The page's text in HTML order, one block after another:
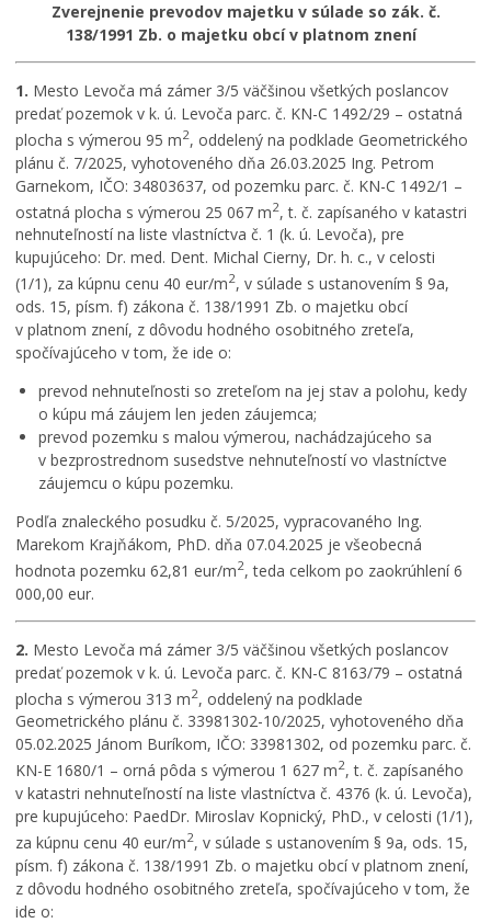
STAVBY, PRENÁJMY A POZEMKY
Zamestnanie v samospráve
Životné prostredie a odpady
Zverejnenie prevodov majetku v súlade so zák. č.
138/1991 Zb. o majetku obcí v platnom znení
1. Mesto Levoča má zámer 3/5 väčšinou všetkých poslancov
predať pozemok v k. ú. Levoča parc. č. KN-C 1492/29 – ostatná
plocha s výmerou 95 m2, oddelený na podklade Geometrického
plánu č. 7/2025, vyhotoveného dňa 26.03.2025 Ing. Petrom
Garnekom, IČO: 34803637, od pozemku parc. č. KN-C 1492/1 –
ostatná plocha s výmerou 25 067 m2, t. č. zapísaného v katastri
nehnuteľností na liste vlastníctva č. 1 (k. ú. Levoča), pre
kupujúceho: Dr. med. Dent. Michal Cierny, Dr. h. c., v celosti
(1/1), za kúpnu cenu 40 eur/m2, v súlade s ustanovením § 9a,
ods. 15, písm. f) zákona č. 138/1991 Zb. o majetku obcí
v platnom znení, z dôvodu hodného osobitného zreteľa,
spočívajúceho v tom, že ide o:
prevod nehnuteľnosti so zreteľom na jej stav a polohu, kedy
o kúpu má záujem len jeden záujemca;
prevod pozemku s malou výmerou, nachádzajúceho sa
v bezprostrednom susedstve nehnuteľností vo vlastníctve
záujemcu o kúpu pozemku.
Podľa znaleckého posudku č. 5/2025, vypracovaného Ing.
Marekom Krajňákom, PhD. dňa 07.04.2025 je všeobecná
hodnota pozemku 62,81 eur/m2, teda celkom po zaokrúhlení 6
000,00 eur.
2. Mesto Levoča má zámer 3/5 väčšinou všetkých poslancov
predať pozemok v k. ú. Levoča parc. č. KN-C 8163/79 – ostatná
plocha s výmerou 313 m2, oddelený na podklade
Geometrického plánu č. 33981302-10/2025, vyhotoveného dňa
05.02.2025 Jánom Buríkom, IČO: 33981302, od pozemku parc. č.
KN-E 1680/1 – orná pôda s výmerou 1 627 m2, t. č. zapísaného
v katastri nehnuteľností na liste vlastníctva č. 4376 (k. ú. Levoča),
pre kupujúceho: PaedDr. Miroslav Kopnický, PhD., v celosti (1/1),
za kúpnu cenu 40 eur/m2, v súlade s ustanovením § 9a, ods. 15,
písm. f) zákona č. 138/1991 Zb. o majetku obcí v platnom znení,
z dôvodu hodného osobitného zreteľa, spočívajúceho v tom, že
ide o: